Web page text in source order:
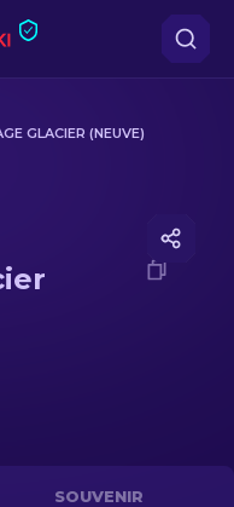
GLACIER (NEUVE)
SOUVENIR